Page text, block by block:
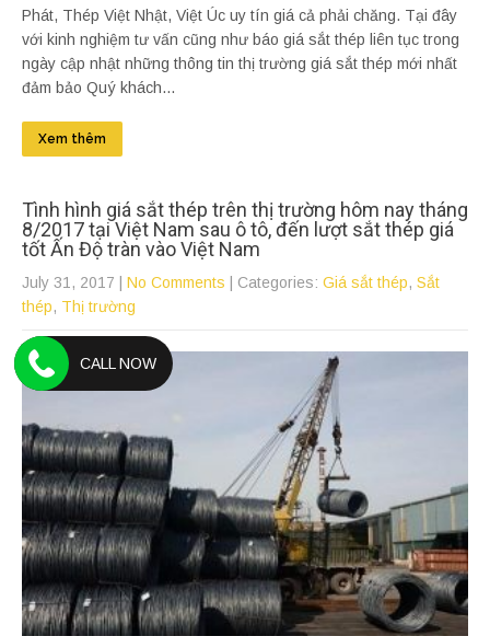
Phát, Thép Việt Nhật, Việt Úc uy tín giá cả phải chăng. Tại đây
với kinh nghiệm tư vấn cũng như báo giá sắt thép liên tục trong
ngày cập nhật những thông tin thị trường giá sắt thép mới nhất
đảm bảo Quý khách...
Xem thêm
Tình hình giá sắt thép trên thị trường hôm nay tháng
8/2017 tại Việt Nam sau ô tô, đến lượt sắt thép giá
tốt Ấn Độ tràn vào Việt Nam
July 31, 2017 No Comments | Categories: Giá sắt thép, Sắt
thép, Thị trường
CALL NOW